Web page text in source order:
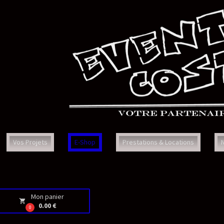
Prestations & Locations Nous Contacter Faq